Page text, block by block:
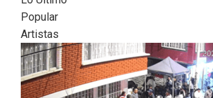
Popular
Artistas